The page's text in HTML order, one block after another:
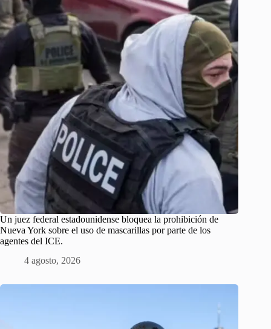
Un juez federal estadounidense bloquea la prohibición de
Nueva York sobre el uso de mascarillas por parte de los
agentes del ICE.
4 agosto, 2026